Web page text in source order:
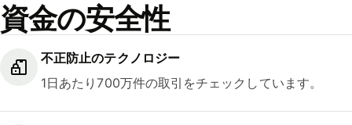
資金の安全性
不正防止のテクノロジー
1日あたり700万件の取引をチェックしています。